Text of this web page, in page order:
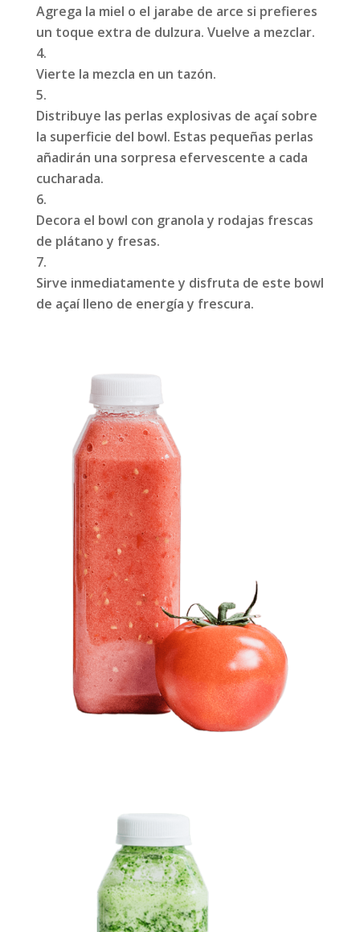
Agrega la miel o el jarabe de arce si prefieres
un toque extra de dulzura. Vuelve a mezclar.
Vierte la mezcla en un tazón.
Distribuye las perlas explosivas de açaí sobre
la superficie del bowl. Estas pequeñas perlas
añadirán una sorpresa efervescente a cada
cucharada.
Decora el bowl con granola y rodajas frescas
de plátano y fresas.
Sirve inmediatamente y disfruta de este bowl
de açaí lleno de energía y frescura.